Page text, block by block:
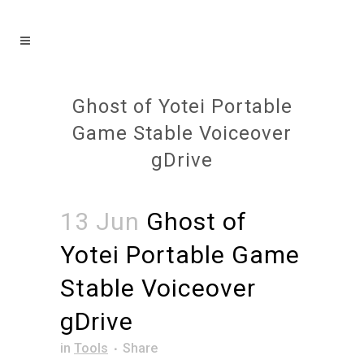
Ghost of Yotei Portable
Game Stable Voiceover
gDrive
13 Jun Ghost of
Yotei Portable Game
Stable Voiceover
gDrive
in Tools Share